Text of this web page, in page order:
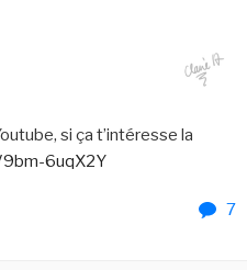
si ça t’intéresse la
6uqX2Y
7